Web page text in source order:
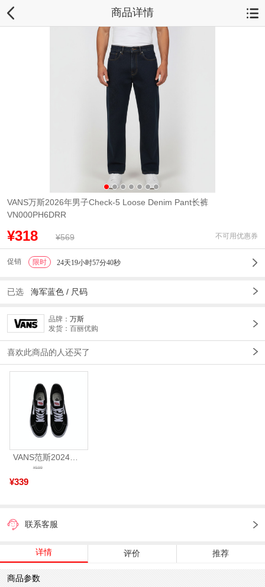
商品详情
VANS万斯2026年男子Check-5 Loose Denim Pant长裤
VN000PH6DRR
¥318 ¥569 不可用优惠券
促销 限时 24天19小时57分40秒
已选 海军蓝色 / 尺码
品牌： 万斯
发货：百丽优购
喜欢此商品的人还买了
VANS范斯2024中性SK8-HiCL帆布鞋/硫化鞋VN000D5IB8C
¥339
¥599
联系客服
详情 评价 推荐
商品参数